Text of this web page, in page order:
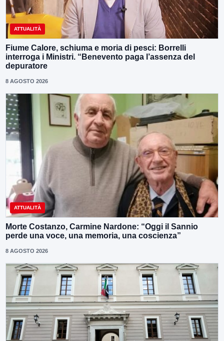
ATTUALITÀ
Fiume Calore, schiuma e moria di pesci: Borrelli
interroga i Ministri. “Benevento paga l’assenza del
depuratore
8 AGOSTO 2026
ATTUALITÀ
Morte Costanzo, Carmine Nardone: “Oggi il Sannio
perde una voce, una memoria, una coscienza”
8 AGOSTO 2026